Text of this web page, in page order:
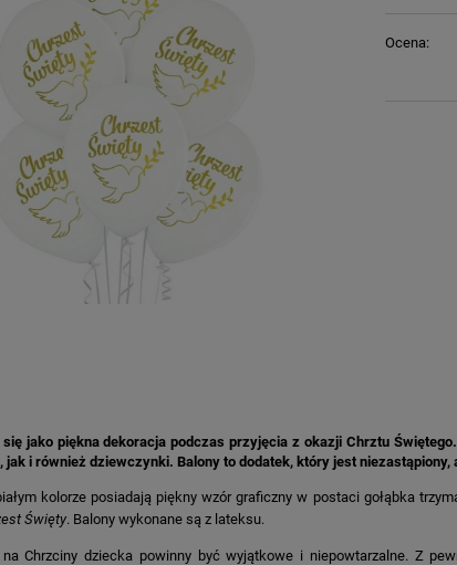
Ocena:
jako piękna dekoracja podczas przyjęcia z okazji Chrztu
jak i również dziewczynki. Balony to dodatek, który jest
kolorze posiadają piękny wzór graficzny w postaci gołąbka
Święty. Balony wykonane są z lateksu.
na Chrzciny dziecka powinny być wyjątkowe i niepowtarzalne. Z